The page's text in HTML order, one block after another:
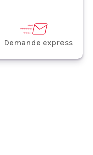
Demande express